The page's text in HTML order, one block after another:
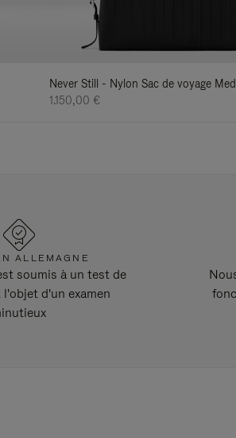
Never Still - Nylon Sac de voyage
1.150,00 €
ALLEMAGNE
soumis à un test de
d'un examen